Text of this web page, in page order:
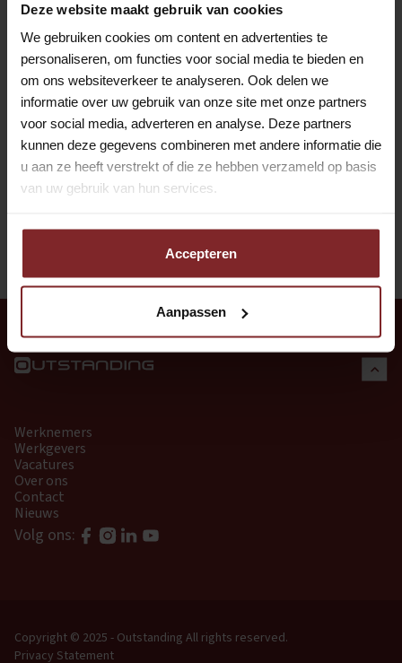
Deze website maakt gebruik van cookies
We gebruiken cookies om content en advertenties te
personaliseren, om functies voor social media te bieden en
om ons websiteverkeer te analyseren. Ook delen we
informatie over uw gebruik van onze site met onze partners
voor social media, adverteren en analyse. Deze partners
kunnen deze gegevens combineren met andere informatie die
u aan ze heeft verstrekt of die ze hebben verzameld op basis
van uw gebruik van hun services.
Accepteren
Aanpassen
Lelystad
Hospitality
Button
CATERINGKOERIER LOOF
AMSTERDAM
Weesp
Hospitality
Werknemers
Werkgevers
Vacatures
Over ons
Contact
Nieuws
Volg ons:
Copyright © 2025 - Outstanding All rights reserved.
Privacy Statement